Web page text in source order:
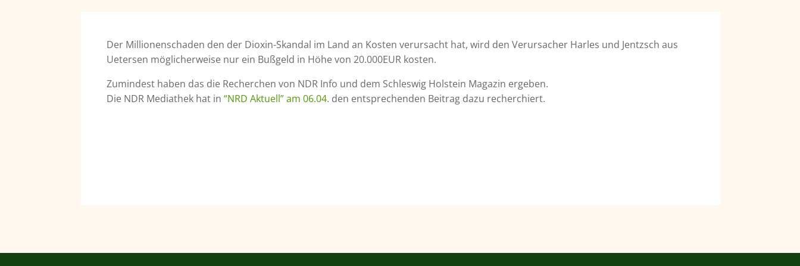
Der Millionenschaden den der Dioxin-Skandal im Land an Kosten verursacht hat, wird den Verursacher Harles und Jentzsch aus
Uetersen möglicherweise nur ein Bußgeld in Höhe von 20.000EUR kosten.
Zumindest haben das die Recherchen von NDR Info und dem Schleswig Holstein Magazin ergeben.
Die NDR Mediathek hat in“NRD Aktuell” am 06.04. den entsprechenden Beitrag dazu recherchiert.